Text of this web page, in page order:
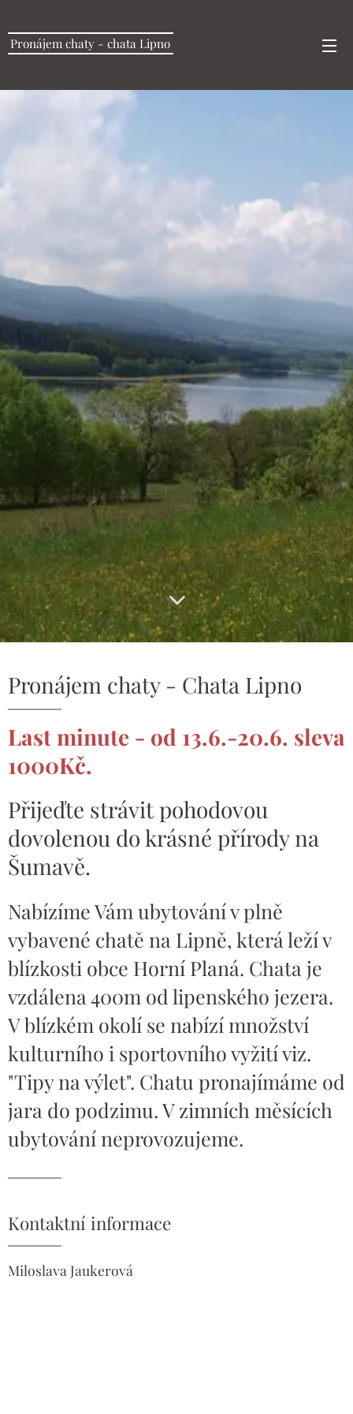
Pronájem chaty - chata Lipno
Pronájem chaty - Chata Lipno
Last minute - od 13.6.-20.6. sleva
1000Kč.
Přijeďte strávit pohodovou
dovolenou do krásné přírody na
Šumavě.
Nabízíme Vám ubytování v plně
vybavené chatě na Lipně, která leží v
blízkosti obce Horní Planá. Chata je
vzdálena 400m od lipenského jezera.
V blízkém okolí se nabízí množství
kulturního i sportovního vyžití viz.
"Tipy na výlet". Chatu pronajímáme od
jara do podzimu. V zimních měsících
ubytování neprovozujeme.
Kontaktní informace
Miloslava Jaukerová